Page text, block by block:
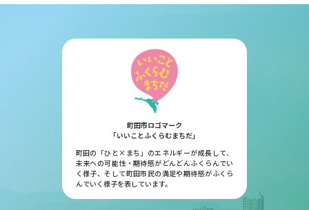
町田市ロゴマーク
「いいことふくらむまちだ」
町田の「ひと×まち」のエネルギーが成長して、
未来への可能性・期待感がどんどんふくらんでい
く様子、そして町田市民の満足や期待感がふくら
んでいく様子を表しています。